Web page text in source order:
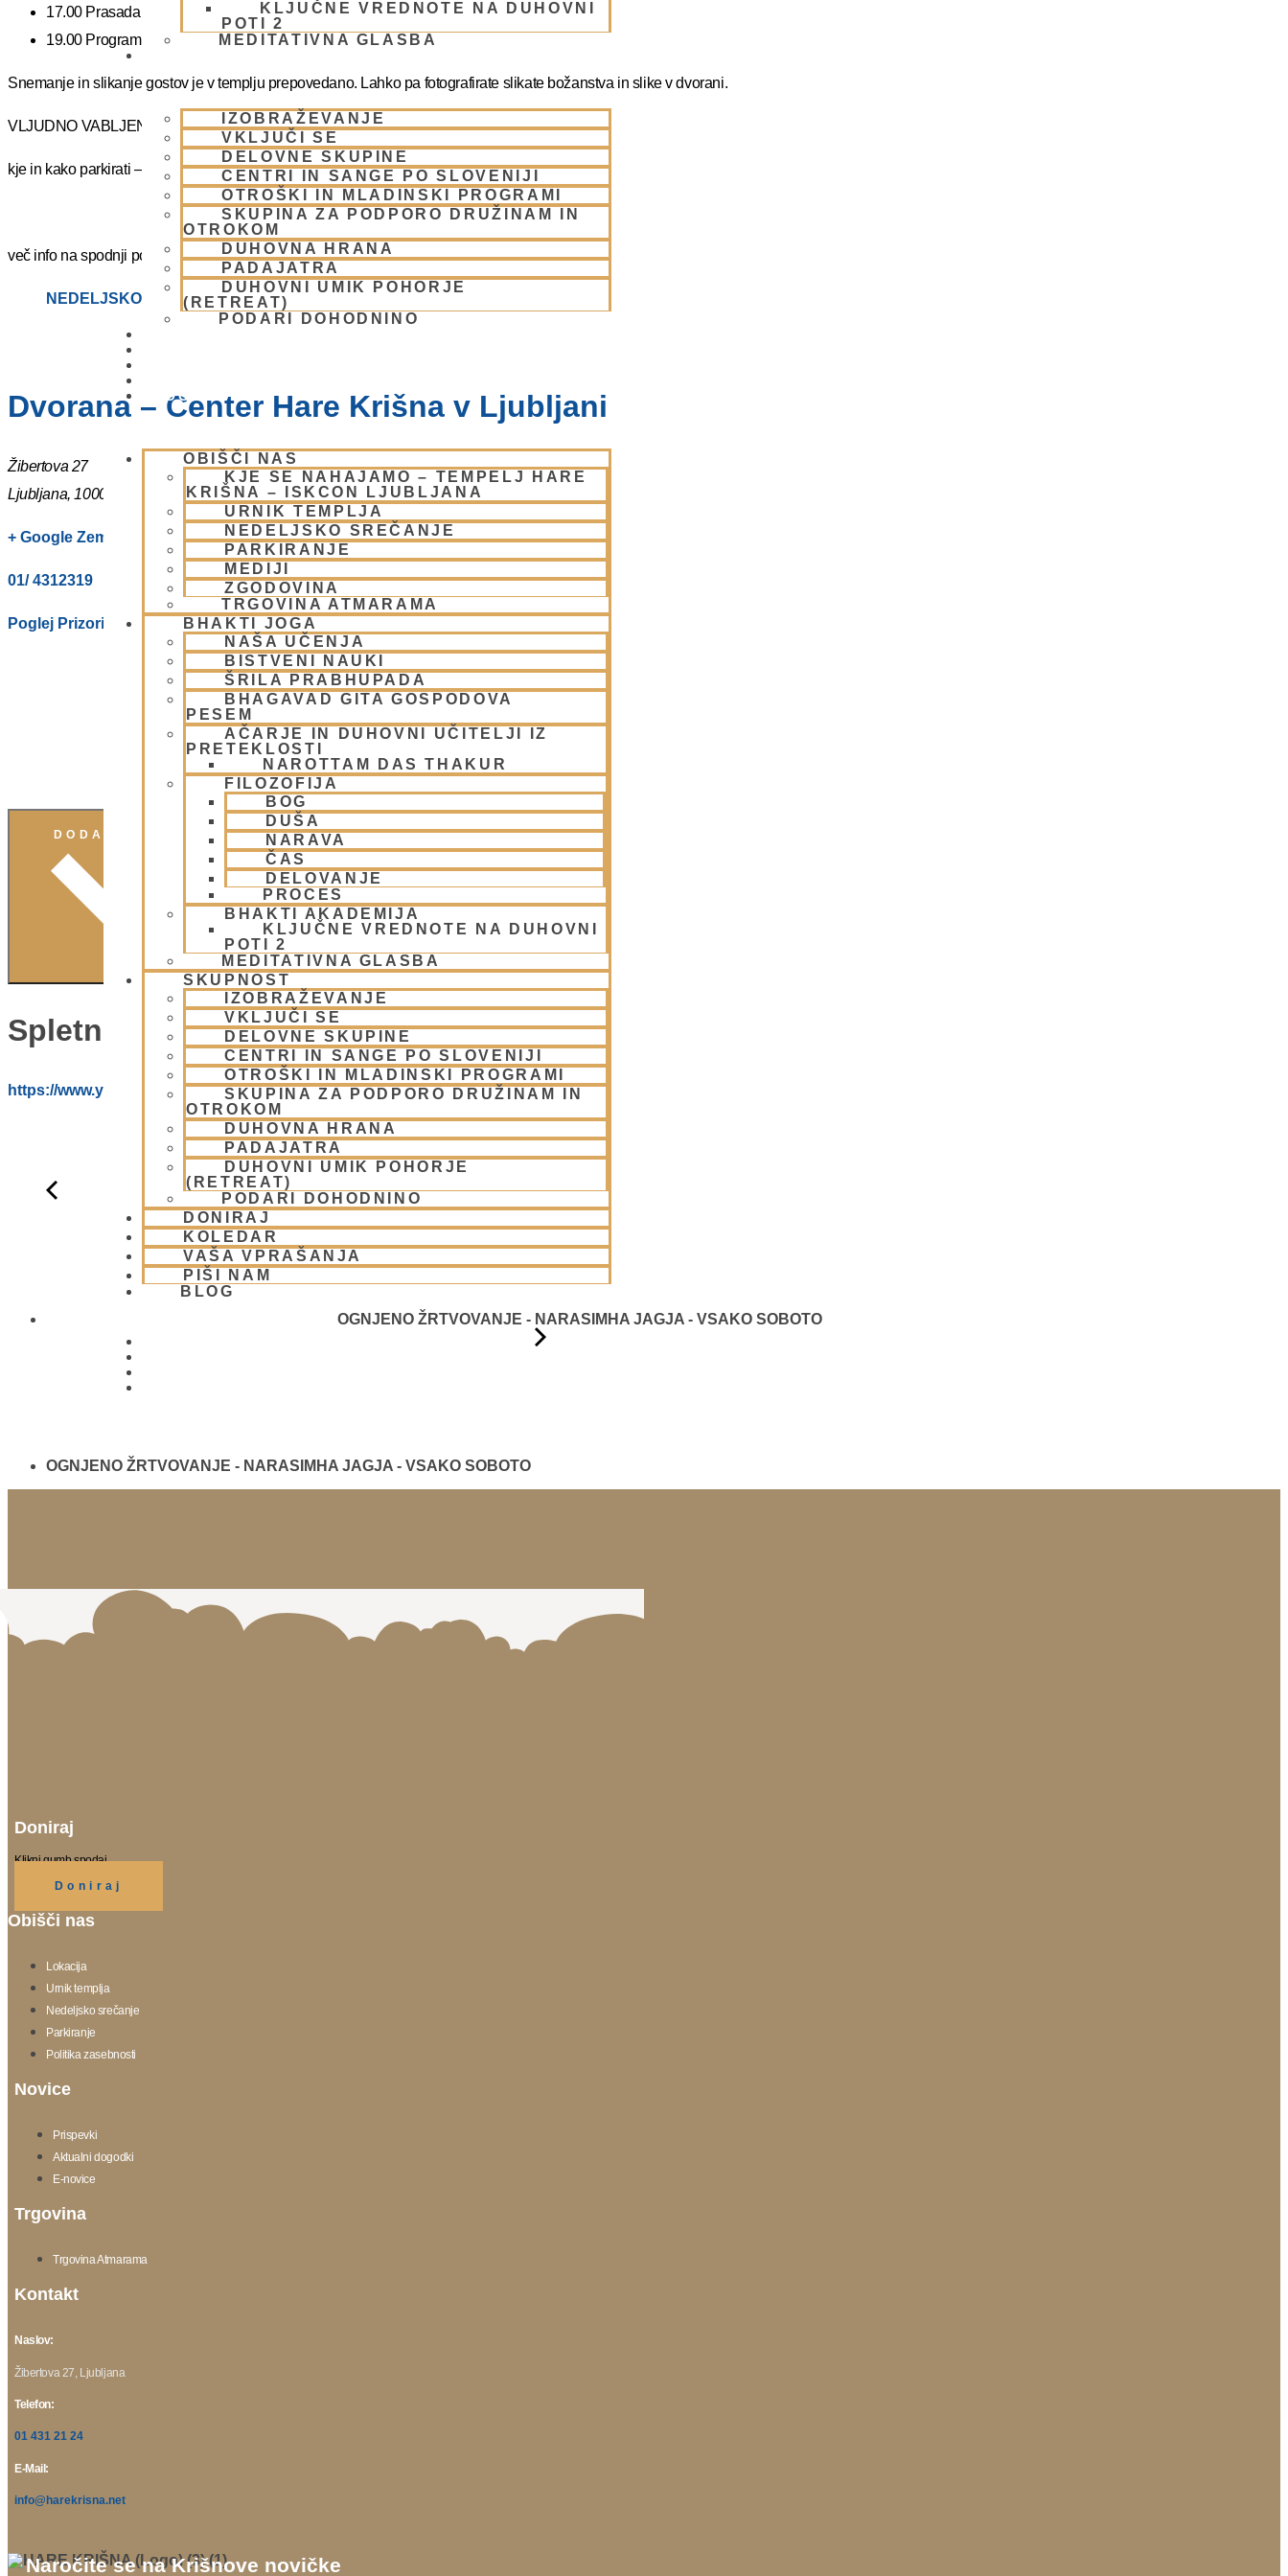
KLJUČNE VREDNOTE NA DUHOVNI
POTI 2
MEDITATIVNA GLASBA
IZOBRAŽEVANJE
VKLJUČI SE
DELOVNE SKUPINE
CENTRI IN SANGE PO SLOVENIJI
OTROŠKI IN MLADINSKI PROGRAMI
SKUPINA ZA PODPORO DRUŽINAM IN
OTROKOM
DUHOVNA HRANA
PADAJATRA
DUHOVNI UMIK POHORJE
(RETREAT)
PODARI DOHODNINO
BLOG
OBIŠČI NAS
KJE SE NAHAJAMO – TEMPELJ HARE
KRIŠNA – ISKCON LJUBLJANA
URNIK TEMPLJA
NEDELJSKO SREČANJE
PARKIRANJE
MEDIJI
ZGODOVINA
TRGOVINA ATMARAMA
BHAKTI JOGA
NAŠA UČENJA
BISTVENI NAUKI
ŠRILA PRABHUPADA
BHAGAVAD GITA GOSPODOVA
PESEM
AČARJE IN DUHOVNI UČITELJI IZ
PRETEKLOSTI
NAROTTAM DAS THAKUR
FILOZOFIJA
BOG
DUŠA
NARAVA
ČAS
DELOVANJE
PROCES
BHAKTI AKADEMIJA
KLJUČNE VREDNOTE NA DUHOVNI
POTI 2
MEDITATIVNA GLASBA
SKUPNOST
IZOBRAŽEVANJE
VKLJUČI SE
DELOVNE SKUPINE
CENTRI IN SANGE PO SLOVENIJI
OTROŠKI IN MLADINSKI PROGRAMI
SKUPINA ZA PODPORO DRUŽINAM IN
OTROKOM
DUHOVNA HRANA
PADAJATRA
DUHOVNI UMIK POHORJE
(RETREAT)
PODARI DOHODNINO
DONIRAJ
KOLEDAR
VAŠA VPRAŠANJA
PIŠI NAM
BLOG
17.00 Prasadam – vegetarijanska pokušina
19.00 Program plus – duhovna glasba
Snemanje in slikanje gostov je v templju prepovedano. Lahko pa fotografirate slikate božanstva in slike v dvorani.
VLJUDNO VABLJENI
kje in kako parkirati – https://www.harekrisna.net/parkiranje/
več info na spodnji povezavi
NEDELJSKO SREČANJE
Dvorana – Center Hare Krišna v Ljubljani
Žibertova 27
Ljubljana, 1000
+ Google Zemljevidi
01/ 4312319
Poglej Prizorišče spletno stran
DODAJ V KOLEDAR
Spletna Stran:
https://www.youtube.com/@HARE_KRISNA_ISKCON_LJUBLJANA/streams
OGNJENO ŽRTVOVANJE - NARASIMHA JAGJA - VSAKO SOBOTO
OGNJENO ŽRTVOVANJE - NARASIMHA JAGJA - VSAKO SOBOTO
Doniraj
Klikni gumb spodaj.
Doniraj
Obišči nas
Lokacija
Urnik templja
Nedeljsko srečanje
Parkiranje
Politika zasebnosti
Novice
Prispevki
Aktualni dogodki
E-novice
Trgovina
Trgovina Atmarama
Kontakt
Naslov:
Žibertova 27, Ljubljana
Telefon:
01 431 21 24
E-Mail:
info@harekrisna.net
Naročite se na Krišnove novičke